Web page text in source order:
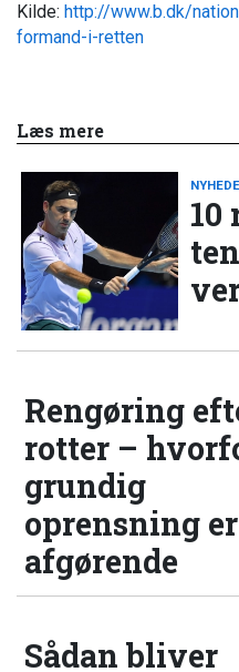
Kilde: http://www.b.dk/
formand-i-retten
Læs mere
10
Rengøring
rotter –
grundig
oprensning er
afgørende
Sådan bliver